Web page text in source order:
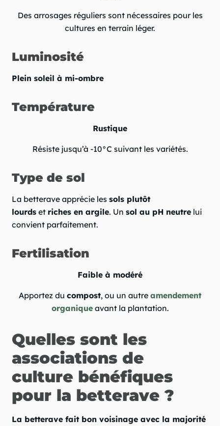
Des arrosages réguliers sont nécessaires pour les
cultures en terrain léger.
Luminosité
Plein soleil à mi-ombre
Température
Rustique
Résiste jusqu’à -10°C suivant les variétés.
Type de sol
La betterave apprécie les sols plutôt
lourds et riches en argile. Un sol au pH neutre lui
convient parfaitement.
Fertilisation
Faible à modéré
Apportez du compost, ou un autre amendement
organiqueavant la plantation.
Quelles sont les
associations de
culture bénéfiques
pour la betterave ?
La betterave fait bon voisinage avec la majorité